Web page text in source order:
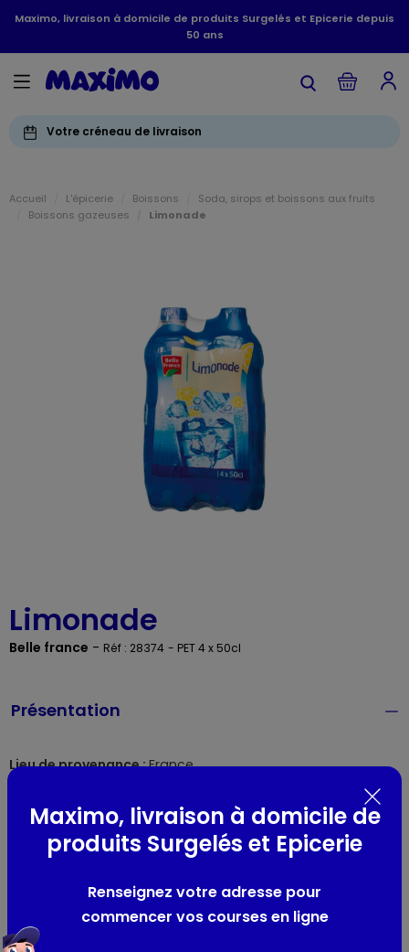
Maximo, livraison à domicile de produits Surgelés et Epicerie depuis
50 ans
Votre créneau de livraison
Accueil L'épicerie Boissons
Soda, sirops et boissons aux fruits
Boissons gazeuses
Limonade
Limonade
Belle france - Réf : 28374 - PET 4 x 50cl
Présentation
Lieu de provenance :France
Utilisation et conservation
Composition / Ingrédients / Allergènes
eau gazéifiée, sucre, acidifiant : acide citrique, arôme
Maximo, livraison à domicile de
produits Surgelés et Epicerie
Renseignez votre adresse pour
commencer vos courses en ligne